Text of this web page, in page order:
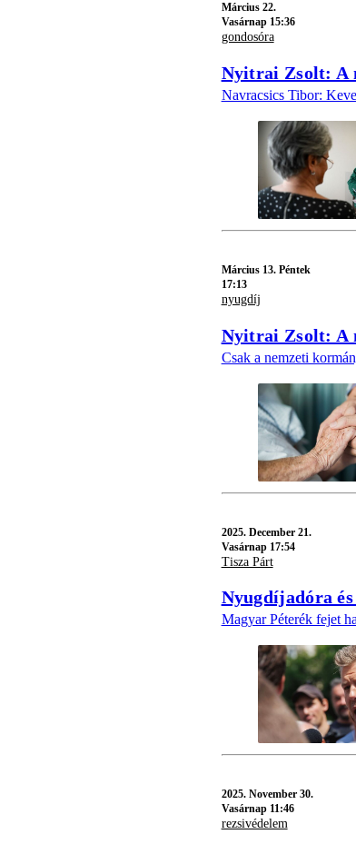
Március 22.
Vasárnap 15:36
gondosóra
Nyitrai Zsolt: A
Navracsics Tibor:
Március 13. Péntek
17:13
nyugdíj
Nyitrai Zsolt: A
Csak a nemzeti
2025. December 21.
Vasárnap 17:54
Tisza Párt
Nyugdíjadóra
Magyar Péterék fejet
2025. November 30.
Vasárnap 11:46
rezsivédelem